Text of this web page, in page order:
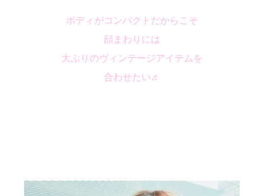
ボディがコンパクトだからこそ
顔まわりには
大ぶりのヴィンテージアイテムを
合わせたい♬